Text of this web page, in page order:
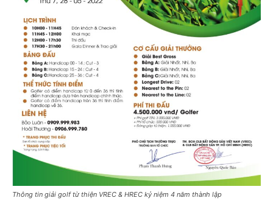
Thông tin giải golf từ thiện VREC & HREC kỷ niệm 4 năm thành lập